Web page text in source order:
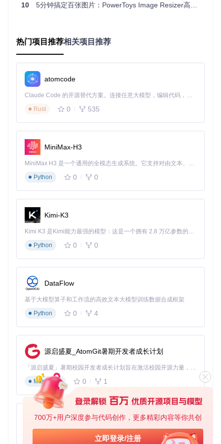
700万+用户深度参与代码创作，更多精彩内容等你共创
立即登录/注册
首次启动PowerToys后，建议进行以下关键配置：
设置启动快捷键（推荐Alt+空格
在插件设置中启用常用功能：应用启动、文件搜索、计算器
等
三、核心功能全解析：从新手到高手
应用启动：输入即得的极速体验
PowerToys Run的应用启动功能就像你的"思维阅读器"，只需
输入应用名称的部分字母，就能立即找到目标程序。它支持所
有类型的应用：桌面程序、UWP应用、系统工具等，甚至能识
别应用的别称和缩写。
图：PowerToys Run启动器主界面，显示搜索"Maps"后的结
例如：
输入"ex"即可快速定位Excel
输入"chr"瞬间找到Chrome浏览器
文件搜索：直达目标的精准导航
无需再逐层打开文件夹，PowerToys Run让文件查找变得前所
未有的简单。它不仅能搜索文件名，还支持按内容、修改日期
和文件类型筛选。只需输入关键词，相关文件立即呈现，点击
即可打开或定位到文件位置。
系统设置：一步直达的便捷访问
接"对话"系统：
输入"网络"直接打开网络和Internet设置
输入"声音"快速调整音频设备
输入"蓝牙"立即访问蓝牙设置面板
四、效率倍增技巧：解锁高级功能
内置工具：不止于启动的全能助手
计算器插件：直接在搜索框中输入数学表达式，无需打开计
算器应用：
10 5分钟搞定百张图片：PowerToys Image Resizer高效办公秘诀
热门项目推荐相关项目推荐
atomcode
Claude Code 的开源替代方案。连接任意大模型，编辑代码，运行命令，自动验证 — 全自动执行。用 Rust 构建，极致性能。 ｜ An open-source alternative to Claude Code. Connect any LLM, edit code, run commands, and verify changes — autonomously. Built in Rust for speed. Get Started
Rust
0 535
MiniMax-H3
MiniMax H3 是一个通用的全模态生成系统。它支持对由文本、图像、视频和音频组成的多模态上下文进行统一理解，并能生成分辨率高达 2K、时长可达 15 秒的带原生立体声音频的视频。得益于面向任务泛化的系统设计，H3 在预训练阶段就已具备广泛的多模态上下文理解与生成能力，能够出色地执行复杂的多模态指令。
Python
0 0
Kimi-K3
Kimi K3 是Kimi能力最强的模型：这是一个拥有 2.8 万亿参数的混合专家（MoE）模型，具备原生视觉理解能力，并支持 100 万 token 的上下文窗口。
Python
0 0
DataFlow
基于大模型算子和工作流的高效文本大模型训练数据合成框架
Python
0 4
源启盛夏_AtomGit暑期开发者成长计划
「源启盛夏」暑期校园开发者成长计划旨在激活校园开源力量，通过积分激励、认证扶持、资源倾斜等形式，引导高校组织和开发者完成「入驻 — 建项目 — 做贡献 — 获认证 — 得资源」的完整闭环。无论你是想带领社团入驻平台的组织者，还是希望用代码贡献证明自己的开发者，都能在这里找到属于你的成长路径。
Markdown
0 1
py-xiaozhi
基于Python的Xiaozhi AI，适用于想要完整Xiaozhi体验而无需拥有专用硬件的用户。